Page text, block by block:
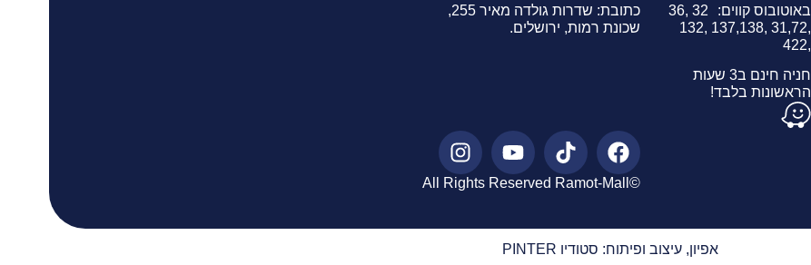
באוטובוס קווים: 32 ,36
,31,72 ,137,138 ,132
,422
חניה חינם ב3 שעות
הראשונות בלבד!
כתובת: שדרות גולדה מאיר 255,
שכונת רמות, ירושלים.
©All Rights Reserved Ramot-Mall
אפיון, עיצוב ופיתוח: סטודיו PINTER